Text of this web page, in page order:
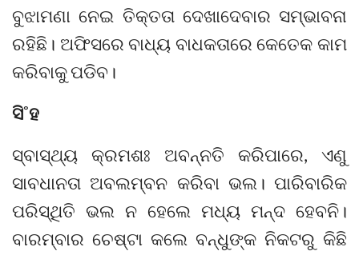
ବୁଝାମଣା ନେଇ ତିକ୍ତତା ଦେଖାଦେବାର ସମ୍ଭାବନା
ରହିଛି। ଅଫିସରେ ବାଧ୍ୟ ବାଧକତାରେ କେତେକ କାମ
କରିବାକୁ ପଡିବ।
ସି˚ହ
ସ୍ବାସ୍ଥ୍ୟ କ୍ରମଶଃ ଅବନ୍ନତି କରିପାରେ, ଏଣୁ
ସାବଧାନତା ଅବଲମ୍ବନ କରିବା ଭଲ। ପାରିବାରିକ
ପରିସ୍ଥିତି ଭଲ ନ ହେଲେ ମଧ୍ୟ ମନ୍ଦ ହେବନି।
ବାରମ୍ବାର ଚେଷ୍ଟା କଲେ ବନ୍ଧୁଙ୍କ ନିକଟରୁ କିଛି